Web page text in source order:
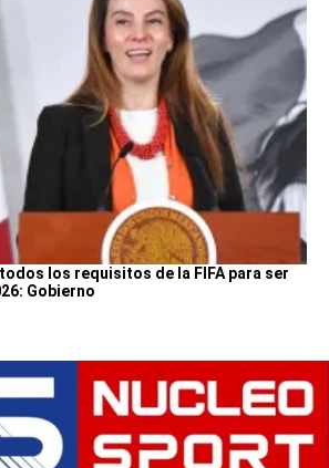
los requisitos de la FIFA para ser
Gobierno